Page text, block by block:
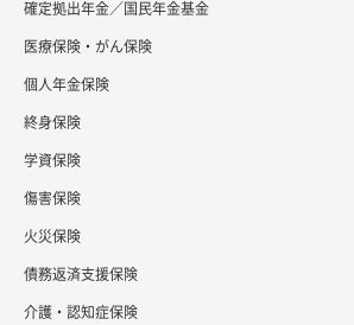
確定拠出年金／国民年金基金
医療保険・がん保険
個人年金保険
終身保険
学資保険
傷害保険
火災保険
債務返済支援保険
介護・認知症保険